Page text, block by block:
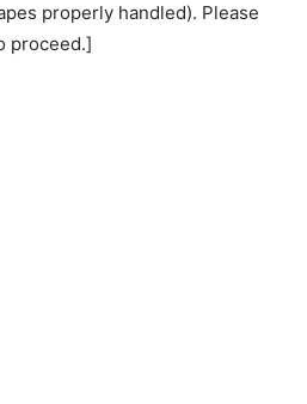
properly handled). Please
proceed.]